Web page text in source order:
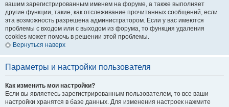
вашим зарегистрированным именем на форуме, а также выполняет
другие функции, такие, как отслеживание прочитанных сообщений, если
эта возможность разрешена администратором. Если у вас имеются
проблемы с входом или с выходом из форума, то функция удаления
cookies может помочь в решении этой проблемы.
Вернуться наверх
Параметры и настройки пользователя
Как изменить мои настройки?
Если вы являетесь зарегистрированным пользователем, то все ваши
настройки хранятся в базе данных. Для изменения настроек нажмите